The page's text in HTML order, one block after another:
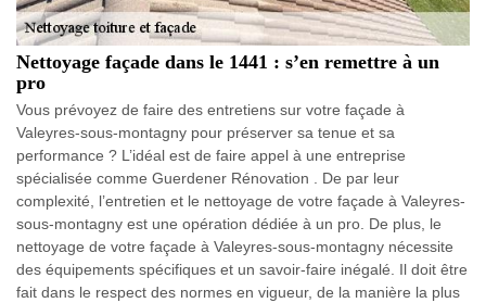
Nettoyage façade dans le 1441 : s’en remettre à un
pro
Vous prévoyez de faire des entretiens sur votre façade à
Valeyres-sous-montagny pour préserver sa tenue et sa
performance ? L’idéal est de faire appel à une entreprise
spécialisée comme Guerdener Rénovation . De par leur
complexité, l’entretien et le nettoyage de votre façade à Valeyres-
sous-montagny est une opération dédiée à un pro. De plus, le
nettoyage de votre façade à Valeyres-sous-montagny nécessite
des équipements spécifiques et un savoir-faire inégalé. Il doit être
fait dans le respect des normes en vigueur, de la manière la plus